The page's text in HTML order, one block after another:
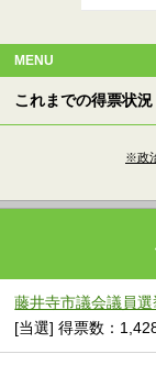
MENU
これまでの得票状況
※政
藤井寺市議会議員
[当選] 得票数：